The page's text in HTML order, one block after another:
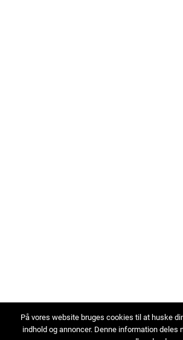
På vores website bruges cookies til at huske
indhold og annoncer. Denne information